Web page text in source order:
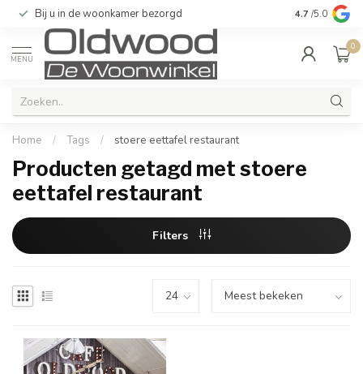
Bij u in de woonkamer bezorgd Kwaliteit &
4.7 /5.0
MENU
0
Home / Tags / stoere eettafel restaurant
Producten getagd met stoere
eettafel restaurant
Filters